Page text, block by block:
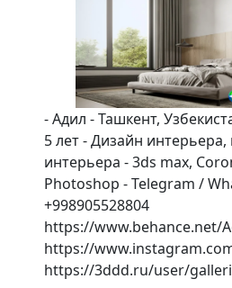
- Адил - Ташкент,
5 лет - Дизайн интерьера,
интерьера - 3ds max,
Photoshop - Telegram /
+998905528804
https://www.behance.net/
https://
https://3ddd.ru/user/